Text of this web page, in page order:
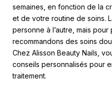
semaines, en fonction de la
et de votre routine de soins.
personne à l’autre, mais
recommandons des soins
Chez Alisson Beauty Nails,
conseils personnalisés pour
traitement.